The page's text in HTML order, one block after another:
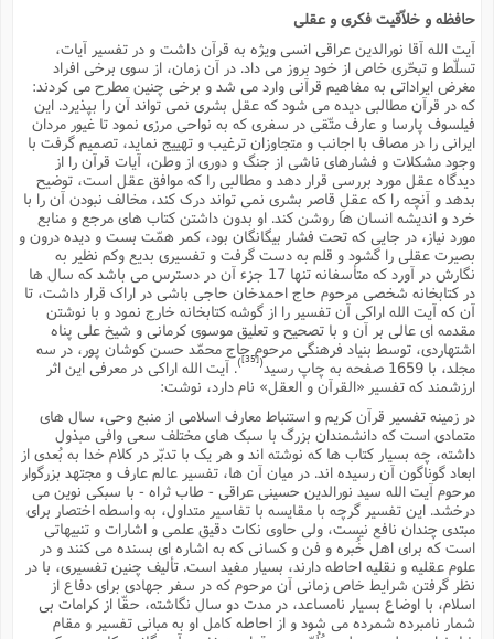
حافظه و خلاّقیت فکرى و عقلى
آیت الله آقا نورالدین عراقى انسى ویژه به قرآن داشت و در تفسیر آیات،
تسلّط و تبحّرى خاص از خود بروز مى داد. در آن زمان، از سوى برخى افراد
مغرض ایراداتى به مفاهیم قرآنى وارد مى شد و برخى چنین مطرح مى کردند:
که در قرآن مطالبى دیده مى شود که عقل بشرى نمى تواند آن را بپذیرد. این
فیلسوف پارسا و عارف متّقى در سفرى که به نواحى مرزى نمود تا غیور مردان
ایرانى را در مصاف با اجانب و متجاوزان ترغیب و تهییج نماید، تصمیم گرفت با
وجود مشکلات و فشارهاى ناشى از جنگ و دورى از وطن، آیات قرآن را از
دیدگاه عقل مورد بررسى قرار دهد و مطالبى را که موافق عقل است، توضیح
بدهد و آنچه را که عقلِ قاصر بشرى نمى تواند درک کند، مخالف نبودن آن را با
خرد و اندیشه انسان ها روشن کند. او بدون داشتن کتاب هاى مرجع و منابع
مورد نیاز، در جایى که تحت فشار بیگانگان بود، کمر همّت بست و دیده درون و
بصیرت عقلى را گشود و قلم به دست گرفت و تفسیرى بدیع وکم نظیر به
نگارش در آورد که متأسفانه تنها 17 جزء آن در دسترس مى باشد که سال ها
در کتابخانه شخصى مرحوم حاج احمدخان حاجى باشى در اراک قرار داشت، تا
آن که آیت الله اراکى آن تفسیر را از گوشه کتابخانه خارج نمود و با نوشتن
مقدمه اى عالى بر آن و با تصحیح و تعلیق موسوى کرمانى و شیخ على پناه
اشتهاردى، توسط بنیاد فرهنگى مرحوم حاج محمّد حسن کوشان پور، در سه
مجلد، با 1659 صفحه به چاپ رسید
(
[35]
). آیت الله اراکى در معرفى این اثر
ارزشمند که تفسیر «القرآن و العقل» نام دارد، نوشت:
در زمینه تفسیر قرآن کریم و استنباط معارف اسلامى از منبع وحى، سال هاى
متمادى است که دانشمندان بزرگ با سبک هاى مختلف سعى وافى مبذول
داشته، چه بسیار کتاب ها که نوشته اند و هر یک با تدبّر در کلام خدا به بُعدى از
ابعاد گوناگون آن رسیده اند. در میان آن ها، تفسیر عالم عارف و مجتهد بزرگوار
مرحوم آیت الله سید نورالدین حسینى عراقى - طاب ثراه - با سبکى نوین مى
درخشد. این تفسیر گرچه با مقایسه با تفاسیر متداول، به واسطه اختصار براى
مبتدى چندان نافع نیست، ولى حاوى نکات دقیق علمى و اشارات و تنبیهاتى
است که براى اهل خُبره و فن و کسانى که به اشاره اى بسنده مى کنند و در
علوم عقلیه و نقلیه احاطه دارند، بسیار مفید است. تألیف چنین تفسیرى، با در
نظر گرفتن شرایط خاص زمانى آن مرحوم که در سفر جهادى براى دفاع از
اسلام، با اوضاع بسیار نامساعد، در مدت دو سال نگاشته، حقّا از کرامات بى
شمار نامبرده شمرده مى شود و از احاطه کامل او به مبانى تفسیر و مقام